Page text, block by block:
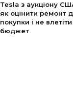
Tesla з аукціону
як оцінити ремонт
покупки і не
бюджет